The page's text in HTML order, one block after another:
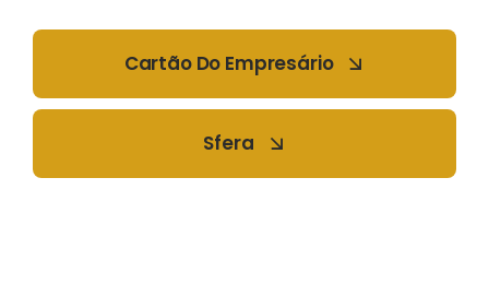
Cartão Do Empresário
Sfera